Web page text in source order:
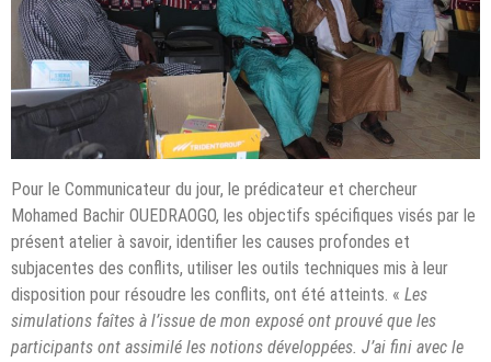
Pour le Communicateur du jour, le prédicateur et chercheur
Mohamed Bachir OUEDRAOGO, les objectifs spécifiques visés par le
présent atelier à savoir, identifier les causes profondes et
subjacentes des conflits, utiliser les outils techniques mis à leur
disposition pour résoudre les conflits, ont été atteints. « Les
simulations faîtes à l’issue de mon exposé ont prouvé que les
participants ont assimilé les notions développées. J’ai fini avec le